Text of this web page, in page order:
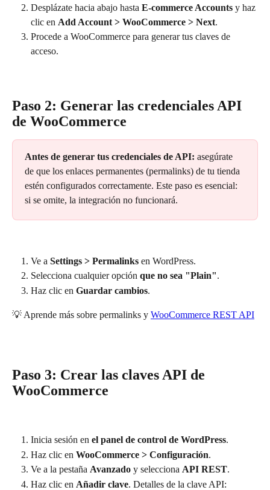
Desplázate hacia abajo hasta E-commerce Accounts y haz
clic en Add Account > WooCommerce > Next.
Procede a WooCommerce para generar tus claves de
acceso.
Paso 2: Generar las credenciales API
de WooCommerce
Antes de generar tus credenciales de API: asegúrate
de que los enlaces permanentes (permalinks) de tu tienda
estén configurados correctamente. Este paso es esencial:
si se omite, la integración no funcionará.
Ve a Settings > Permalinks en WordPress.
Selecciona cualquier opción que no sea "Plain".
Haz clic en Guardar cambios.
💡 Aprende más sobre permalinks y WooCommerce REST API
Paso 3: Crear las claves API de
WooCommerce
Inicia sesión en el panel de control de WordPress.
Haz clic en WooCommerce > Configuración.
Ve a la pestaña Avanzado y selecciona API REST.
Haz clic en Añadir clave. Detalles de la clave API: